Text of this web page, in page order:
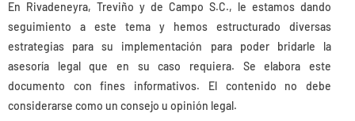
En Rivadeneyra, Treviño y de Campo S.C., le estamos dando
seguimiento a este tema y hemos estructurado diversas
estrategias para su implementación para poder bridarle la
asesoría legal que en su caso requiera. Se elabora este
documento con fines informativos. El contenido no debe
considerarse como un consejo u opinión legal.